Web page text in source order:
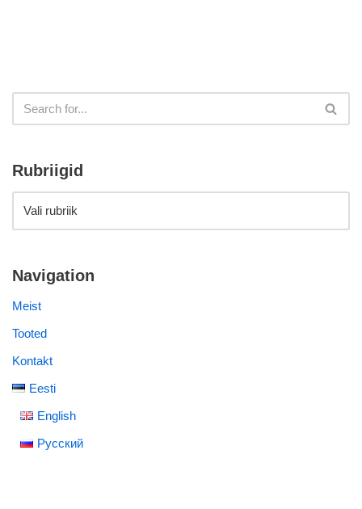
Rubriigid
Navigation
Meist
Tooted
Kontakt
Eesti
English
Русский